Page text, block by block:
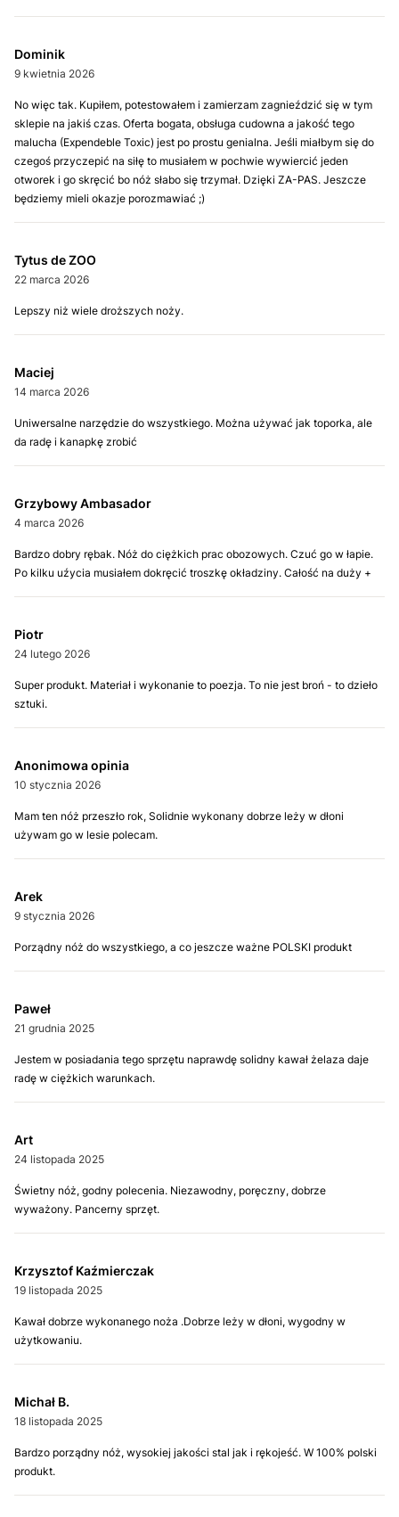
Dominik
9 kwietnia 2026
No więc tak. Kupiłem, potestowałem i zamierzam zagnieździć się w tym
sklepie na jakiś czas. Oferta bogata, obsługa cudowna a jakość tego
malucha (Expendeble Toxic) jest po prostu genialna. Jeśli miałbym się do
czegoś przyczepić na siłę to musiałem w pochwie wywiercić jeden
otworek i go skręcić bo nóż słabo się trzymał. Dzięki ZA-PAS. Jeszcze
będziemy mieli okazje porozmawiać ;)
Tytus de ZOO
22 marca 2026
Lepszy niż wiele droższych noży.
Maciej
14 marca 2026
Uniwersalne narzędzie do wszystkiego. Można używać jak toporka, ale
da radę i kanapkę zrobić
Grzybowy Ambasador
4 marca 2026
Bardzo dobry rębak. Nóż do ciężkich prac obozowych. Czuć go w łapie.
Po kilku uźycia musiałem dokręcić troszkę okładziny. Całość na duży +
Piotr
24 lutego 2026
Super produkt. Materiał i wykonanie to poezja. To nie jest broń - to dzieło
sztuki.
Anonimowa opinia
10 stycznia 2026
Mam ten nóż przeszło rok, Solidnie wykonany dobrze leży w dłoni
używam go w lesie polecam.
Arek
9 stycznia 2026
Porządny nóż do wszystkiego, a co jeszcze ważne POLSKI produkt
Paweł
21 grudnia 2025
Jestem w posiadania tego sprzętu naprawdę solidny kawał żelaza daje
radę w ciężkich warunkach.
Art
24 listopada 2025
Świetny nóż, godny polecenia. Niezawodny, poręczny, dobrze
wyważony. Pancerny sprzęt.
Krzysztof Kaźmierczak
19 listopada 2025
Kawał dobrze wykonanego noża .Dobrze leży w dłoni, wygodny w
użytkowaniu.
Michał B.
18 listopada 2025
Bardzo porządny nóż, wysokiej jakości stal jak i rękojeść. W 100% polski
produkt.